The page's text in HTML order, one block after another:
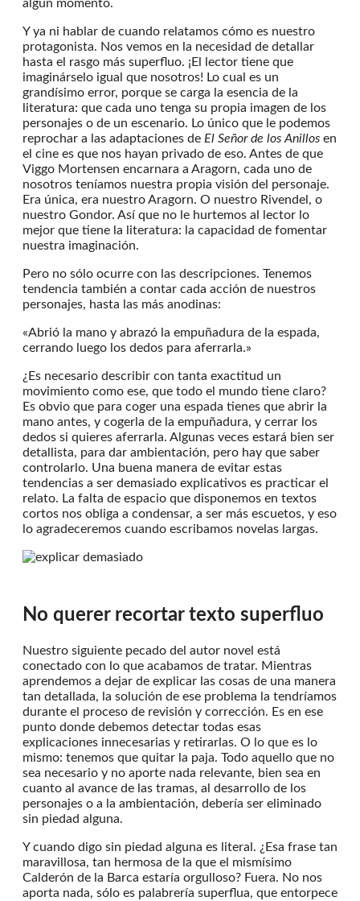
algún momento.
Y ya ni hablar de cuando relatamos cómo es nuestro
protagonista. Nos vemos en la necesidad de detallar
hasta el rasgo más superfluo. ¡El lector tiene que
imaginárselo igual que nosotros! Lo cual es un
grandísimo error, porque se carga la esencia de la
literatura: que cada uno tenga su propia imagen de los
personajes o de un escenario. Lo único que le podemos
reprochar a las adaptaciones de El Señor de los Anillos en
el cine es que nos hayan privado de eso. Antes de que
Viggo Mortensen encarnara a Aragorn, cada uno de
nosotros teníamos nuestra propia visión del personaje.
Era única, era nuestro Aragorn. O nuestro Rivendel, o
nuestro Gondor. Así que no le hurtemos al lector lo
mejor que tiene la literatura: la capacidad de fomentar
nuestra imaginación.
Pero no sólo ocurre con las descripciones. Tenemos
tendencia también a contar cada acción de nuestros
personajes, hasta las más anodinas:
«Abrió la mano y abrazó la empuñadura de la espada,
cerrando luego los dedos para aferrarla.»
¿Es necesario describir con tanta exactitud un
movimiento como ese, que todo el mundo tiene claro?
Es obvio que para coger una espada tienes que abrir la
mano antes, y cogerla de la empuñadura, y cerrar los
dedos si quieres aferrarla. Algunas veces estará bien ser
detallista, para dar ambientación, pero hay que saber
controlarlo. Una buena manera de evitar estas
tendencias a ser demasiado explicativos es practicar el
relato. La falta de espacio que disponemos en textos
cortos nos obliga a condensar, a ser más escuetos, y eso
lo agradeceremos cuando escribamos novelas largas.
No querer recortar texto superfluo
Nuestro siguiente pecado del autor novel está
conectado con lo que acabamos de tratar. Mientras
aprendemos a dejar de explicar las cosas de una manera
tan detallada, la solución de ese problema la tendríamos
durante el proceso de revisión y corrección. Es en ese
punto donde debemos detectar todas esas
explicaciones innecesarias y retirarlas. O lo que es lo
mismo: tenemos que quitar la paja. Todo aquello que no
sea necesario y no aporte nada relevante, bien sea en
cuanto al avance de las tramas, al desarrollo de los
personajes o a la ambientación, debería ser eliminado
sin piedad alguna.
Y cuando digo sin piedad alguna es literal. ¿Esa frase tan
maravillosa, tan hermosa de la que el mismísimo
Calderón de la Barca estaría orgulloso? Fuera. No nos
aporta nada, sólo es palabrería superflua, que entorpece